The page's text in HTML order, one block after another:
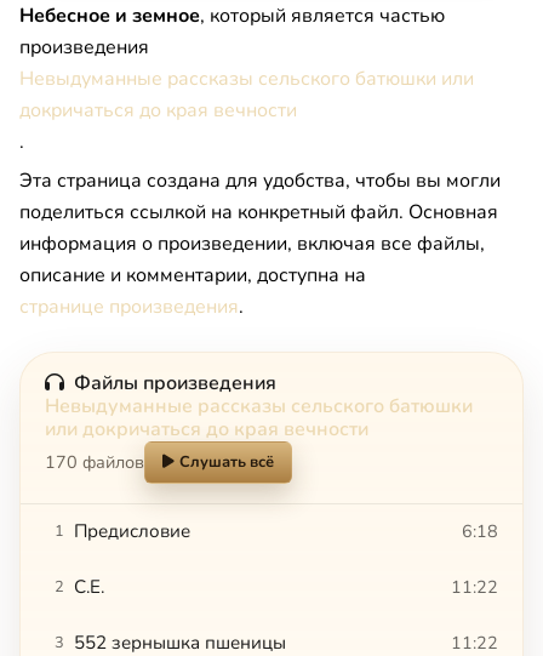
Небесное и земное, который является частью
произведения
Невыдуманные рассказы сельского батюшки или
докричаться до края вечности
.
Эта страница создана для удобства, чтобы вы могли
поделиться ссылкой на конкретный файл. Основная
информация о произведении, включая все файлы,
описание и комментарии, доступна на
странице произведения.
Файлы произведения
Невыдуманные рассказы сельского батюшки
или докричаться до края вечности
170 файлов Слушать всё
1 Предисловие 6:18
2 C.Е. 11:22
3 552 зернышка пшеницы 11:22